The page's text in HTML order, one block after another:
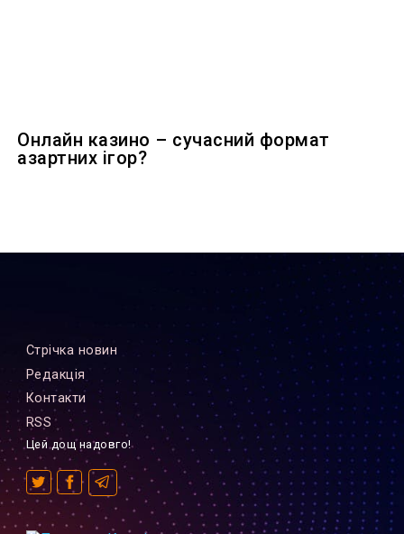
Онлайн казино – сучасний формат
азартних ігор?
Стрiчка новин
Редакцiя
Контакти
RSS
Цей дощ надовго!